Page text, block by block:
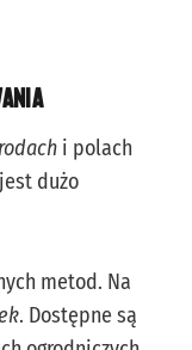
i polach
dużo
metod. Na
. Dostępne są